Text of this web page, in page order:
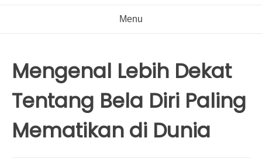
Menu
Mengenal Lebih Dekat
Tentang Bela Diri Paling
Mematikan di Dunia